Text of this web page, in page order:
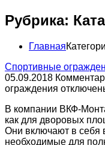
Рубрика:
Главная
Спортивные
05.09.2018
ограждения
В компании ВКФ-
как для дворовых
Они включают в себя
необходимые для